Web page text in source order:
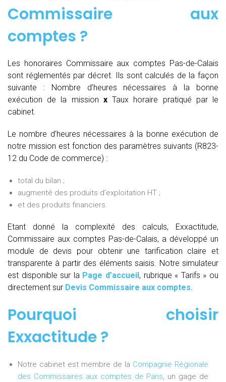
Commissaire aux
comptes ?
Les honoraires Commissaire aux comptes Pas-de-Calais
sont réglementés par décret. Ils sont calculés de la façon
suivante :
Nombre d’heures nécessaires à la bonne
exécution de la mission xTaux horaire pratiqué par le
cabinet.
Le nombre d’heures nécessaires à la bonne exécution de
notre mission est fonction des paramètres suivants (R823-
12 du Code de commerce) :
total du bilan ;
augmenté des produits d’exploitation HT ;
et des produits financiers.
Etant donné la complexité des calculs, Exxactitude,
Commissaire aux comptes Pas-de-Calais, a développé un
module de devis pour obtenir une tarification claire et
transparente à partir des éléments saisis. Notre simulateur
est disponible sur la Page d’accueil, rubrique « Tarifs » ou
directement sur Devis Commissaire aux comptes.
Pourquoi choisir
Exxactitude ?
Notre cabinet est membre de la Compagnie Régionale
des Commissaires aux comptes de Paris, un gage de